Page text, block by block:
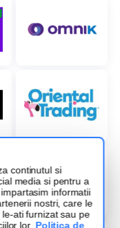
continutul si
media si pentru a
informatii
nostri, care le
ati furnizat sau pe
lor. Politica de